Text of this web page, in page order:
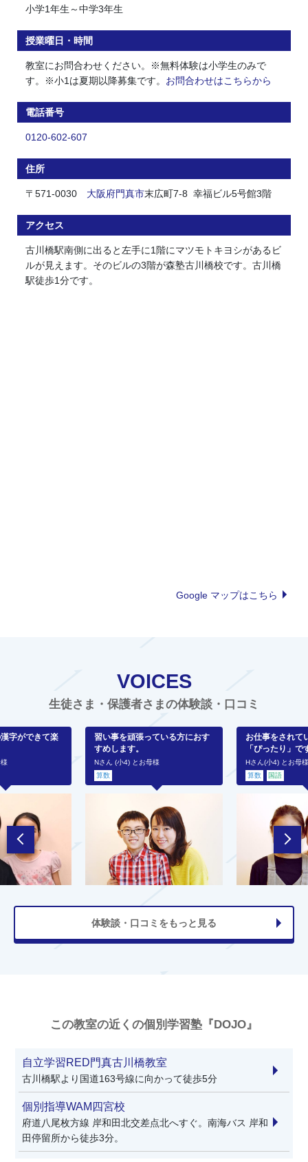
小学1年生～中学3年生
授業曜日・時間
教室にお問合わせください。※無料体験は小学生のみで
す。※小1は夏期以降募集です。 お問合わせはこちらから
電話番号
0120-602-607
住所
〒571-0030 大阪府門真市末広町7-8 幸福ビル5号館3階
アクセス
古川橋駅南側に出ると左手に1階にマツモトキヨシがあるビ
ルが見えます。そのビルの3階が森塾古川橋校です。古川橋
駅徒歩1分です。
Google マップはこちら
VOICES
生徒さま・保護者さまの体験談・口コミ
字ができて楽
習い事を頑張っている方におす
すめします。
Nさん (小4) とお母様
算数
お仕事をされて
「ぴったり」で
Hさん(小4) とお母
算数
国語
体験談・口コミをもっと見る
この教室の近くの個別学習塾『DOJO』
自立学習RED門真古川橋教室
古川橋駅より国道163号線に向かって徒歩5分
個別指導WAM四宮校
府道八尾枚方線 岸和田北交差点北へすぐ。南海バス 岸和
田停留所から徒歩3分。